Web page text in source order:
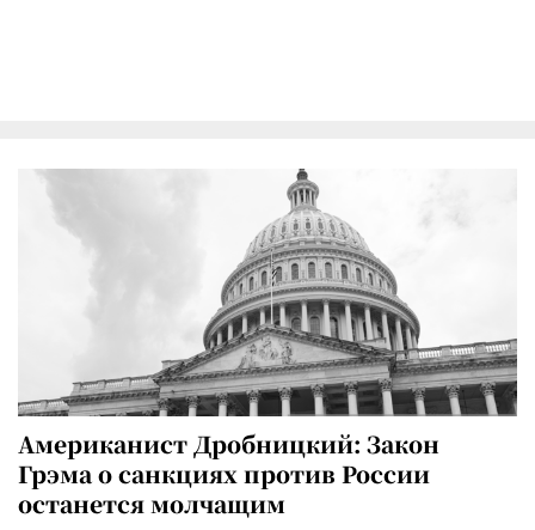
Американист Дробницкий: Закон
Грэма о санкциях против России
останется молчащим